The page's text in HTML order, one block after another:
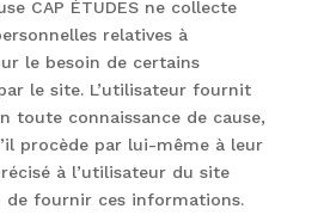
CAP ÉTUDES ne collecte
relatives à
le besoin de certains
le site. L’utilisateur fournit
toute connaissance de cause,
procède par lui-même à leur
à l’utilisateur du site
de fournir ces informations.